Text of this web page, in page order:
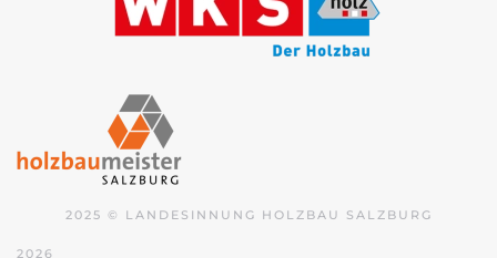
2025 © LANDESINNUNG HOLZBAU SALZBURG
2026